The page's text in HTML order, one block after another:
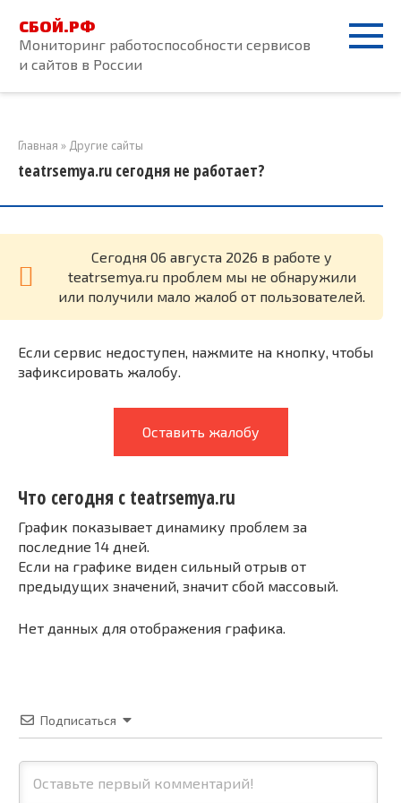
контенту
СБОЙ.РФ
Мониторинг работоспособности сервисов
и сайтов в России
Главная » Другие сайты
teatrsemya.ru сегодня не работает?
Cегодня 06 августа 2026 в работе у
teatrsemya.ru проблем мы не обнаружили
или получили мало жалоб от пользователей.
Если сервис недоступен, нажмите на кнопку, чтобы
зафиксировать жалобу.
Оставить жалобу
Что сегодня с teatrsemya.ru
График показывает динамику проблем за
последние 14 дней.
Если на графике виден сильный отрыв от
предыдущих значений, значит сбой массовый.
Нет данных для отображения графика.
Подписаться